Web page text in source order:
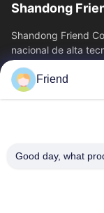
Shandong
Shandong Friend
nacional de alta
instrumentação,
Relações
Fábrica
Friend
Good day, what